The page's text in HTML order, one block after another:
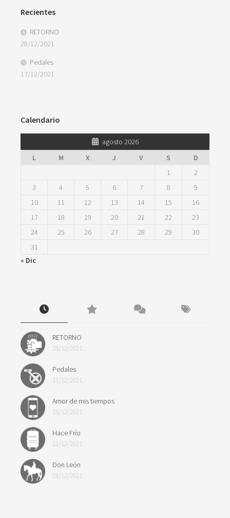
Recientes
RETORNO
28/12/2021
Pedales
17/12/2021
Calendario
agosto 2026
L
M X J V S
D
1
2
3
4 5 6 7 8
9
10
11 12 13 14 15
16
17
18 19 20 21 22
23
24
25 26 27 28 29
30
31
« Dic
RETORNO
28/12/2021
Pedales
17/12/2021
Amor de mis tiempos
15/12/2021
Hace Frío
12/12/2021
Don León
09/12/2021